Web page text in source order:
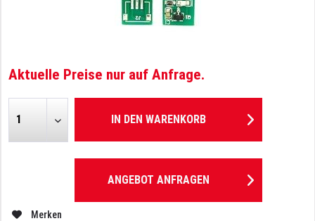
Aktuelle Preise nur auf Anfrage.
IN DEN WARENKORB
ANGEBOT ANFRAGEN
Merken